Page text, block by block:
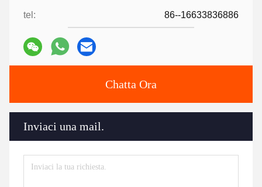
tel: 86--16633836886
Chatta Ora
Inviaci una mail.